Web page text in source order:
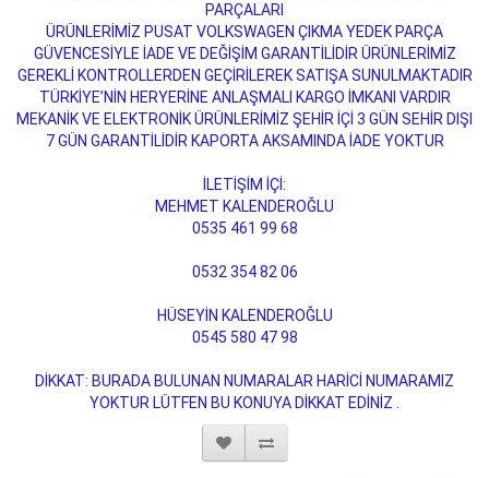
PARÇALARI
ÜRÜNLERİMİZ PUSAT VOLKSWAGEN ÇIKMA YEDEK PARÇA
GÜVENCESİYLE İADE VE DEĞİŞİM GARANTİLİDİR ÜRÜNLERİMİZ
GEREKLİ KONTROLLERDEN GEÇİRİLEREK SATIŞA SUNULMAKTADIR
TÜRKİYE’NİN HERYERİNE ANLAŞMALI KARGO İMKANI VARDIR
MEKANİK VE ELEKTRONİK ÜRÜNLERİMİZ ŞEHİR İÇİ 3 GÜN SEHİR DIŞI
7 GÜN GARANTİLİDİR KAPORTA AKSAMINDA İADE YOKTUR
İLETİŞİM İÇİ:
MEHMET KALENDEROĞLU
0535 461 99 68
0532 354 82 06
HÜSEYİN KALENDEROĞLU
0545 580 47 98
DİKKAT: BURADA BULUNAN NUMARALAR HARİCİ NUMARAMIZ
YOKTUR LÜTFEN BU KONUYA DİKKAT EDİNİZ .